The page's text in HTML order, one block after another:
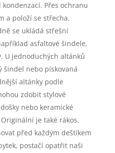
Přes ochranu
a položí se střecha.
se ukládá střešní
asfaltové šindele,
U jednoduchých altánků
šindel nebo pískovaná
altánky podle
zdobit stylové
nebo keramické
je také rákos.
před každým deštíkem
postačí opatřit naši